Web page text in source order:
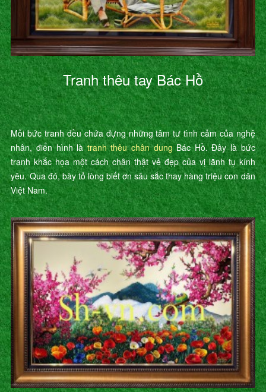
Tranh thêu tay Bác Hồ
Mỗi bức tranh đều chứa đựng những tâm tư tình cảm của nghệ
nhân, điển hình là tranh thêu chân dungBác Hồ. Đây là bức
tranh khắc họa một cách chân thật vẻ đẹp của vị lãnh tụ kính
yêu. Qua đó, bày tỏ lòng biết ơn sâu sắc thay hàng triệu con dân
Việt Nam.